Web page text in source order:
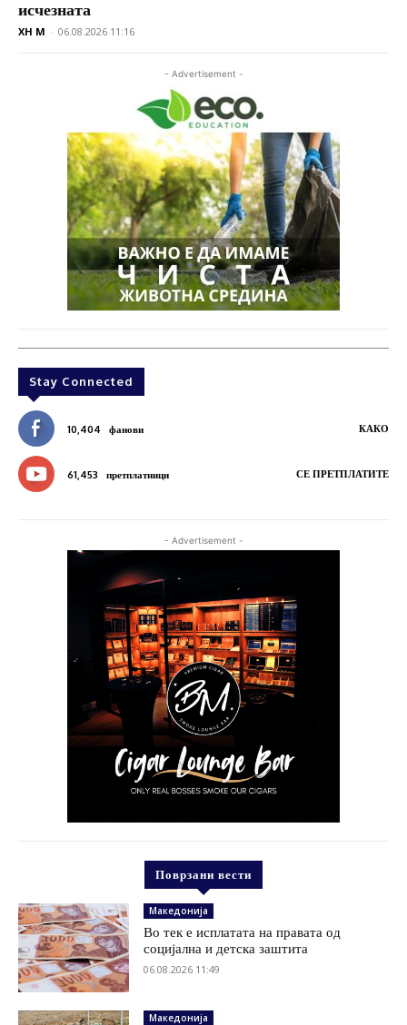
исчезната
XH M - 06.08.2026 11:16
- Advertisement -
Stay Connected
10,404 фанови КАКО
61,453 претплатници СЕ ПРЕТПЛАТИТЕ
- Advertisement -
Поврзани вести
Македонија
Во тек е исплатата на правата од
социјална и детска заштита
06.08.2026 11:49
Македонија